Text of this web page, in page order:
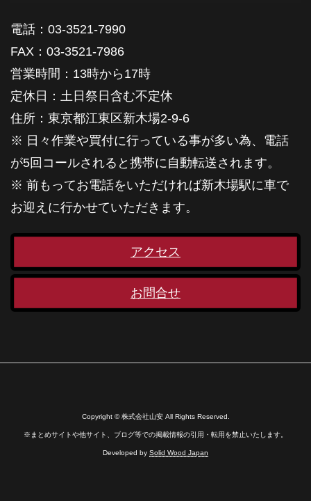
電話：03-3521-7990
FAX：03-3521-7986
営業時間：13時から17時
定休日：土日祭日含む不定休
住所：東京都江東区新木場2-9-6
※ 日々作業や買付に行っている事が多い為、電話
が5回コールされると携帯に自動転送されます。
※ 前もってお電話をいただければ新木場駅に車で
お迎えに行かせていただきます。
アクセス
お問合せ
Copyright © 株式会社山安 All Rights Reserved.
※まとめサイトや他サイト、ブログ等での掲載情報の引用・転用を禁止いたします。
Developed by Solid Wood Japan